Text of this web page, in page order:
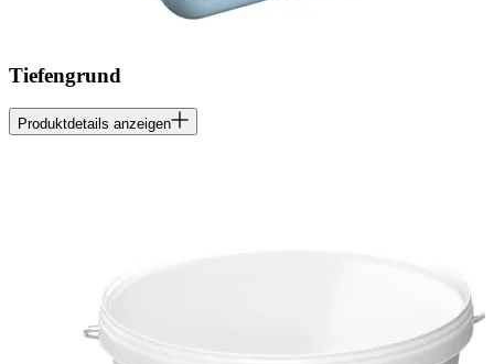
Tiefengrund
Produktdetails anzeigen